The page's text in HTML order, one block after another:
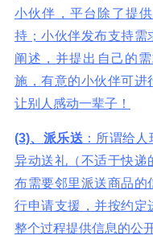
小伙伴，平台除了提
持；小伙伴发布支持需
阐述，并提出自己的
施，有意的小伙伴可进
让别人感动一辈子！
(3)、派乐送 ：所谓给
异动送礼（不适于快递
布需要邻里派送商品的
行申请支援，并按约定
整个过程提供信息的公